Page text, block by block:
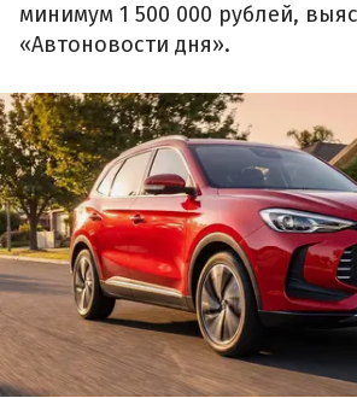
минимум 1 500 000 рублей,
«Автоновости дня».